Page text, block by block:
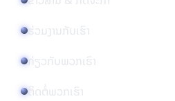
ຮ່ວມງານກັບເຮົາ
ກ່ຽວກັບພວກເຮົາ
ຕິດຕໍ່ພວກເຮົາ